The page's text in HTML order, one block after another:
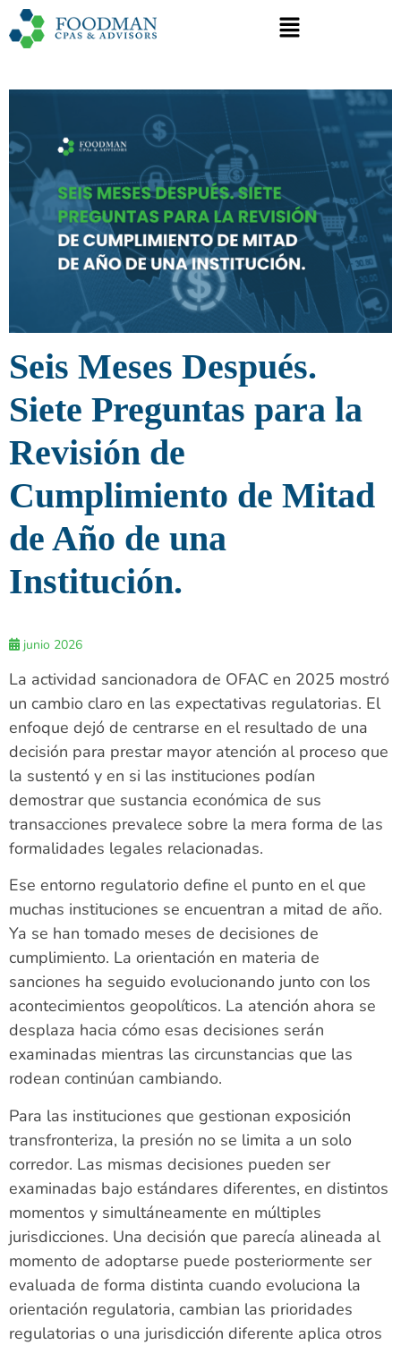
Seis Meses Después.
Siete Preguntas para la
Revisión de
Cumplimiento de Mitad
de Año de una
Institución.
junio 2026
La actividad sancionadora de OFAC en 2025 mostró
un cambio claro en las expectativas regulatorias. El
enfoque dejó de centrarse en el resultado de una
decisión para prestar mayor atención al proceso que
la sustentó y en si las instituciones podían
demostrar que sustancia económica de sus
transacciones prevalece sobre la mera forma de las
formalidades legales relacionadas.
Ese entorno regulatorio define el punto en el que
muchas instituciones se encuentran a mitad de año.
Ya se han tomado meses de decisiones de
cumplimiento. La orientación en materia de
sanciones ha seguido evolucionando junto con los
acontecimientos geopolíticos. La atención ahora se
desplaza hacia cómo esas decisiones serán
examinadas mientras las circunstancias que las
rodean continúan cambiando.
Para las instituciones que gestionan exposición
transfronteriza, la presión no se limita a un solo
corredor. Las mismas decisiones pueden ser
examinadas bajo estándares diferentes, en distintos
momentos y simultáneamente en múltiples
jurisdicciones. Una decisión que parecía alineada al
momento de adoptarse puede posteriormente ser
evaluada de forma distinta cuando evoluciona la
orientación regulatoria, cambian las prioridades
regulatorias o una jurisdicción diferente aplica otros